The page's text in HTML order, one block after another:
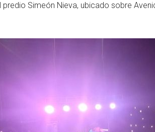
predio Simeón Nieva, ubicado sobre